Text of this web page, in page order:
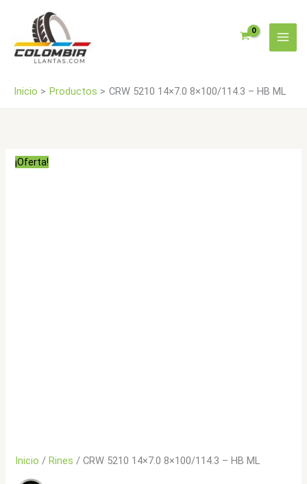
contenido
Inicio Productos CRW 5210 14×7.0 8×100/114.3 – HB ML
¡Oferta!
Inicio /Rines / CRW 5210 14×7.0 8×100/114.3 – HB ML
cantidad